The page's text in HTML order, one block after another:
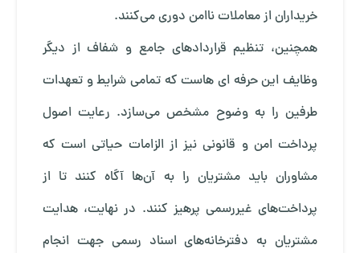
خریداران از معاملات ناامن دوری می‌کنند.
همچنین، تنظیم قراردادهای جامع و شفاف از دیگر
وظایف این حرفه ای هاست که تمامی شرایط و تعهدات
طرفین را به وضوح مشخص می‌سازد. رعایت اصول
پرداخت امن و قانونی نیز از الزامات حیاتی است که
مشاوران باید مشتریان را به آن‌ها آگاه کنند تا از
پرداخت‌های غیررسمی پرهیز کنند. در نهایت، هدایت
مشتریان به دفترخانه‌های اسناد رسمی جهت انجام